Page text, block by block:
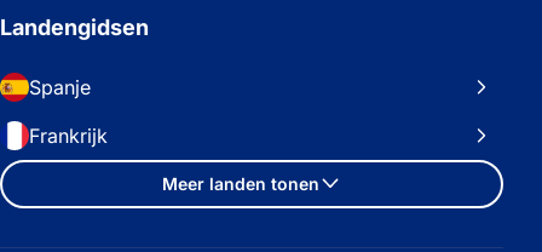
Landengidsen
Spanje
Frankrijk
Meer landen tonen